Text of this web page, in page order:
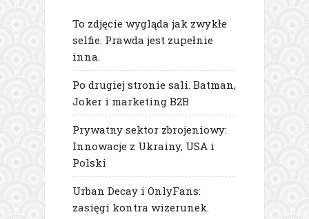
To zdjęcie wygląda jak zwykłe
selfie. Prawda jest zupełnie
inna.
Po drugiej stronie sali. Batman,
Joker i marketing B2B
Prywatny sektor zbrojeniowy:
Innowacje z Ukrainy, USA i
Polski
Urban Decay i OnlyFans:
zasięgi kontra wizerunek.